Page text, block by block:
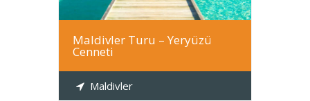
Maldivler Turu – Yeryüzü
Cenneti
Maldivler